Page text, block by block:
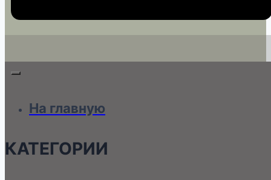
На главную
КАТЕГОРИИ